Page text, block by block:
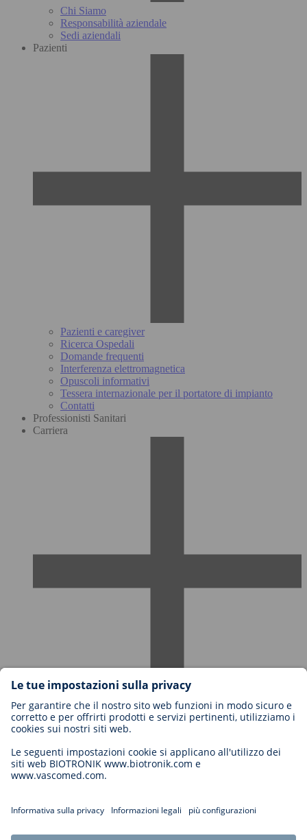
Chi Siamo
Responsabilità aziendale
Sedi aziendali
Pazienti
Pazienti e caregiver
Ricerca Ospedali
Domande frequenti
Interferenza elettromagnetica
Opuscoli informativi
Tessera internazionale per il portatore di impianto
Contatti
Professionisti Sanitari
Carriera
Carriere in BIOTRONIK
Livelli di carriera
Candidatura
Opportunità di carriera
Impostazioni cookie